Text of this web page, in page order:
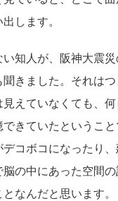
します。
い知人が、阪神大震
きました。それは
えていなくても、
きていたというこ
コボコになったり
脳の中にあった空間
なんだと思います。